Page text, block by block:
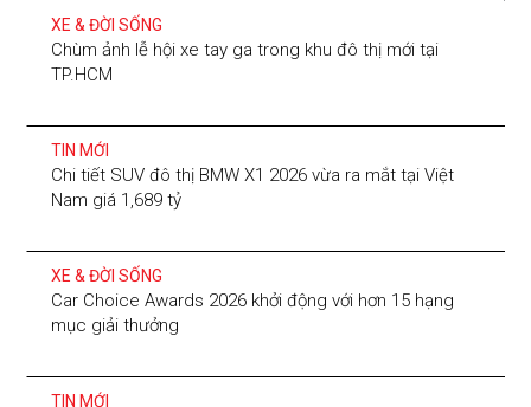
XE & ĐỜI SỐNG
Chùm ảnh lễ hội xe tay ga trong khu đô thị mới tại
TP.HCM
TIN MỚI
Chi tiết SUV đô thị BMW X1 2026 vừa ra mắt tại Việt
Nam giá 1,689 tỷ
XE & ĐỜI SỐNG
Car Choice Awards 2026 khởi động với hơn 15 hạng
mục giải thưởng
TIN MỚI